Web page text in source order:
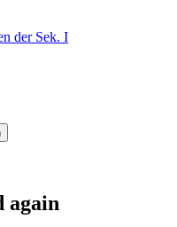
der Sek. I
again